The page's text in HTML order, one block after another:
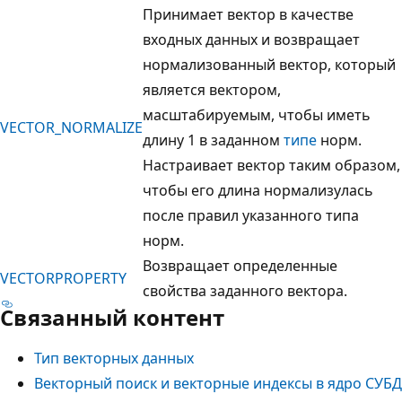
VECTOR_NORMALIZE
Принимает вектор в качестве
входных данных и возвращает
нормализованный вектор, который
является вектором,
масштабируемым, чтобы иметь
длину 1 в заданном типе норм.
Настраивает вектор таким образом,
чтобы его длина нормализулась
после правил указанного типа
норм.
VECTORPROPERTY
Возвращает определенные
свойства заданного вектора.
Связанный контент
Тип векторных данных
Векторный поиск и векторные индексы в ядро СУБД